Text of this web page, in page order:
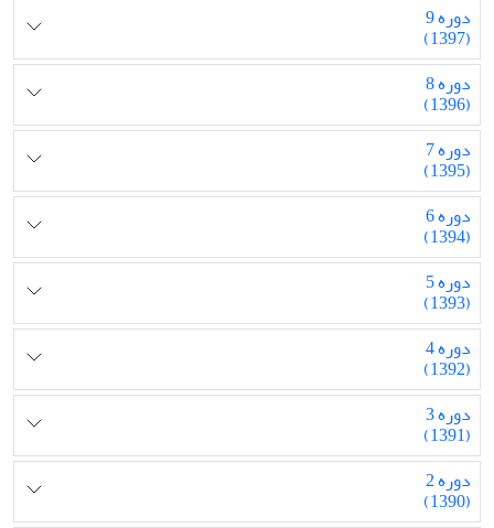
دوره 9
(1397)
دوره 8
(1396)
دوره 7
(1395)
دوره 6
(1394)
دوره 5
(1393)
دوره 4
(1392)
دوره 3
(1391)
دوره 2
(1390)